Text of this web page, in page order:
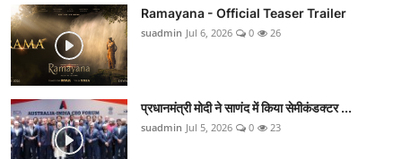
Ramayana - Official Teaser Trailer
suadmin Jul 6, 2026 0 26
प्रधानमंत्री मोदी ने साणंद में किया सेमीकंडक्टर ...
suadmin Jul 5, 2026 0 23